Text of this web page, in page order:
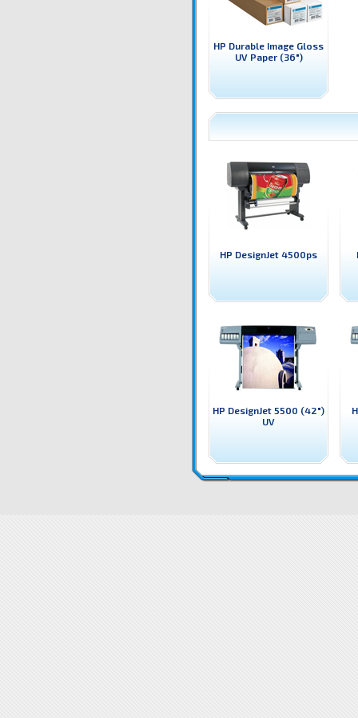
HP Durable Image Gloss
UV Paper (36")
HP DesignJet 4500ps
HP DesignJet 5500 (42")
UV